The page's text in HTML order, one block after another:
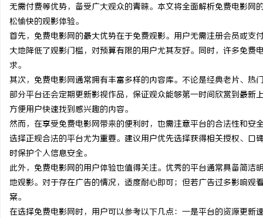
无需付费等优势，备受广大观众的青睐。本文将全面解析免费电影
松愉快的观影体验。
首先，免费电影网的最大优势在于免费观影。用户无需注册会员或
大地降低了观影门槛，对预算有限的用户尤其友好。同时，许多免
求。
其次，免费电影网通常拥有丰富多样的内容库。不论是经典老片、
部分平台还会定期更新影视作品，保证观众能够第一时间欣赏到最
方便用户快速找到感兴趣的内容。
然而，在享受免费电影网带来的便利时，也需注意平台的合法性和
选择正规合法的平台尤为重要。建议用户优先选择获得相关授权、
时保护个人信息安全。
此外，免费电影网的用户体验也值得关注。优秀的平台通常具备简
地观影。对于存在广告的情况，适度耐心即可；但若广告过多影响
案。
在选择免费电影网时，用户可以参考以下几点：一是平台的资源更